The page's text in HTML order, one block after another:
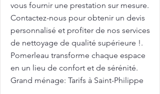
vous fournir une prestation sur mesure.
Contactez-nous pour obtenir un devis
personnalisé et profiter de nos services
de nettoyage de qualité supérieure !.
Pomerleau transforme chaque espace
en un lieu de confort et de sérénité.
Grand ménage: Tarifs à Saint-Philippe